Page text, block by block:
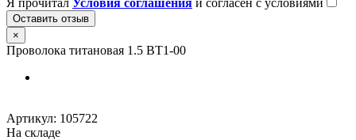
Оставить отзыв
×
Проволока титановая 1.5 ВТ1-00
Артикул: 105722
На складе